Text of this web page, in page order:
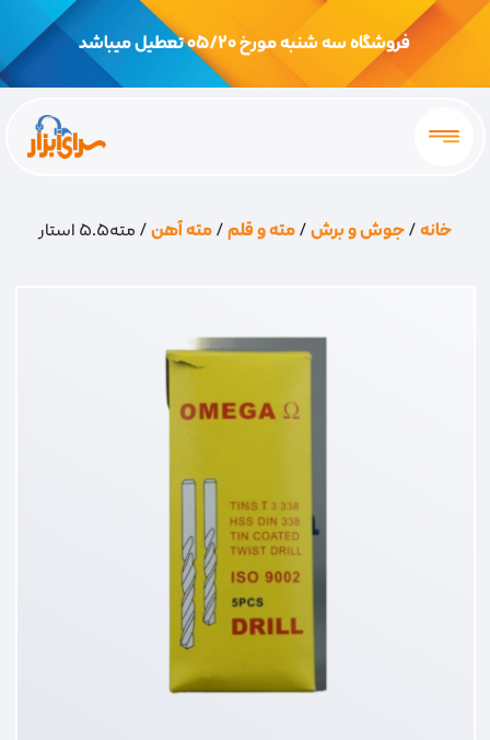
فروشگاه سه شنبه مورخ 05/20 تعطیل میباشد
خانه/جوش و برش/مته و قلم/مته آهن/ مته5.5 استار